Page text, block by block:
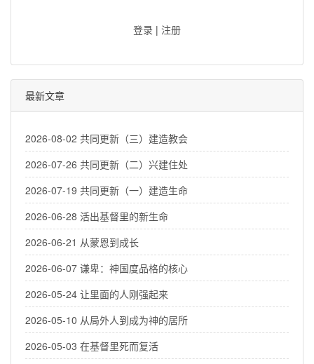
登录 | 注册
最新文章
2026-08-02 共同更新（三）建造教会
2026-07-26 共同更新（二）兴建住处
2026-07-19 共同更新（一）建造生命
2026-06-28 活出基督里的新生命
2026-06-21 从蒙恩到成长
2026-06-07 谦卑：神国度品格的核心
2026-05-24 让里面的人刚强起来
2026-05-10 从局外人到成为神的居所
2026-05-03 在基督里死而复活